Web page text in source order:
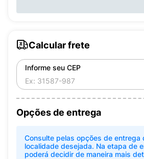
Calcular frete
Informe seu CEP
Opções de entrega
Consulte pelas opções de entrega
localidade desejada. Na etapa de
poderá decidir de maneira mais